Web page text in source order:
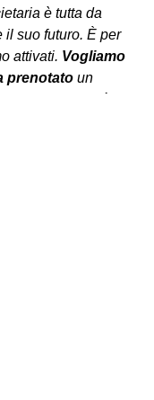
è tutta da
il suo futuro. È per
attivati. Vogliamo
prenotato un